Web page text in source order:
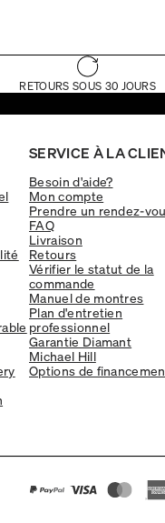
RETOURS SOUS 30 JOURS
SERVICE À LA
Besoin d'aide?
Mon compte
Prendre un rendez-
FAQ
Livraison
Retours
Vérifier le statut de la
commande
Manuel de montres
Plan d'entretien
professionnel
Garantie Diamant
Michael Hill
Options de